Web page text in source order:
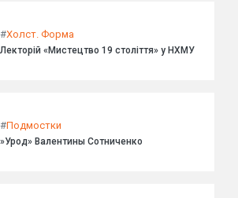
#Холст. Форма
Лекторій «Мистецтво 19 століття» у НХМУ
#Подмостки
»Урод» Валентины Сотниченко